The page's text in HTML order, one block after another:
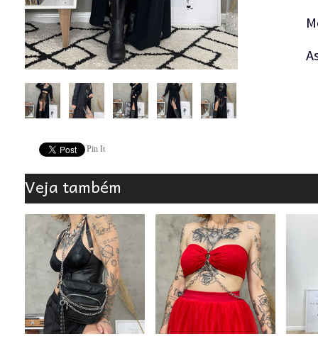
Pin It
Veja também